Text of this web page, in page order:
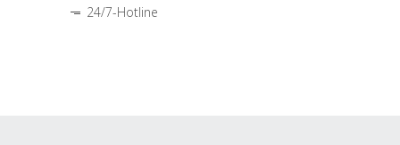
24/7-Hotline